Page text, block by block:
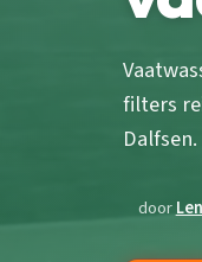
filters
Dalfsen.
door